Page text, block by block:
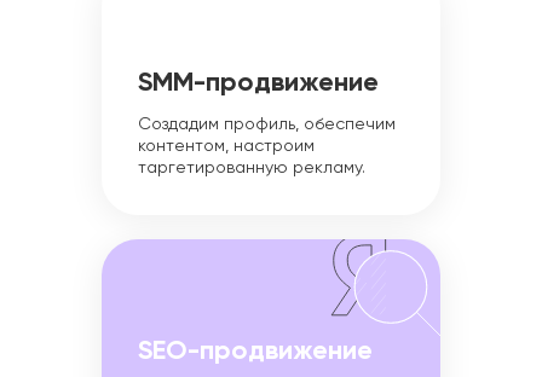
SMM-продвижение
Создадим профиль, обеспечим
контентом, настроим
таргетированную рекламу.
SEO-продвижение